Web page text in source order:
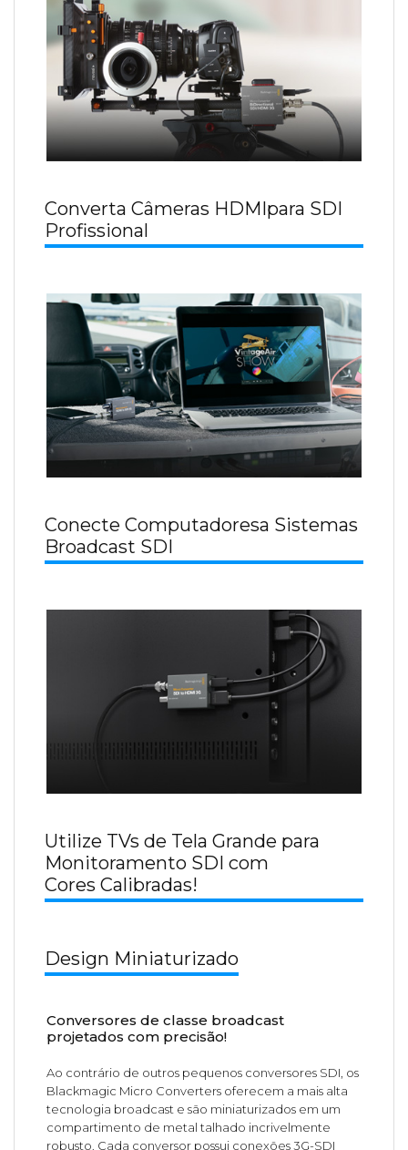
Converta Câmeras HDMIpara SDI
Profissional
Conecte Computadoresa Sistemas
Broadcast SDI
Utilize TVs de Tela Grande para
Monitoramento SDI com
Cores Calibradas!
Design Miniaturizado
Conversores de classe broadcast
projetados com precisão!
Ao contrário de outros pequenos conversores SDI, os
Blackmagic Micro Converters oferecem a mais alta
tecnologia broadcast e são miniaturizados em um
compartimento de metal talhado incrivelmente
robusto. Cada conversor possui conexões 3G-SDI